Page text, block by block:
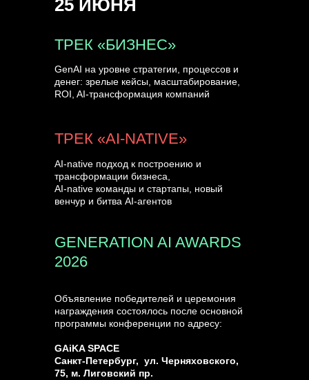
Объявление победителей и церемония
награждения состоялось после основной
программы конференции по адресу:
GAiKA SPACE
Санкт-Петербург, ул. Черняховского,
75, м. Лиговский пр.
ТРЕК «БИЗНЕС»
GENERATION AI AWARDS
2026
GenAI на уровне стратегии, процессов и
денег: зрелые кейсы, масштабирование,
ROI, AI-трансформация компаний
AI-native подход к построению и
трансформации бизнеса,
AI-native команды и стартапы, новый
венчур и битва AI-агентов
ТРЕК «AI-NATIVE»
25 ИЮНЯ
УЗНАТЬ БОЛЬШЕ
ГЕНЕРАЛЬНЫЙ ИНФОПАРТНЕР
CONVERSATIONS